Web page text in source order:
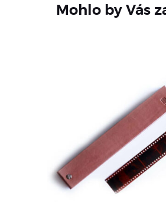
Mohlo by Vás